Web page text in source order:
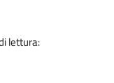
lettura: